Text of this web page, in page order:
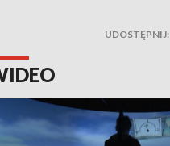
UDOSTĘPNIJ: